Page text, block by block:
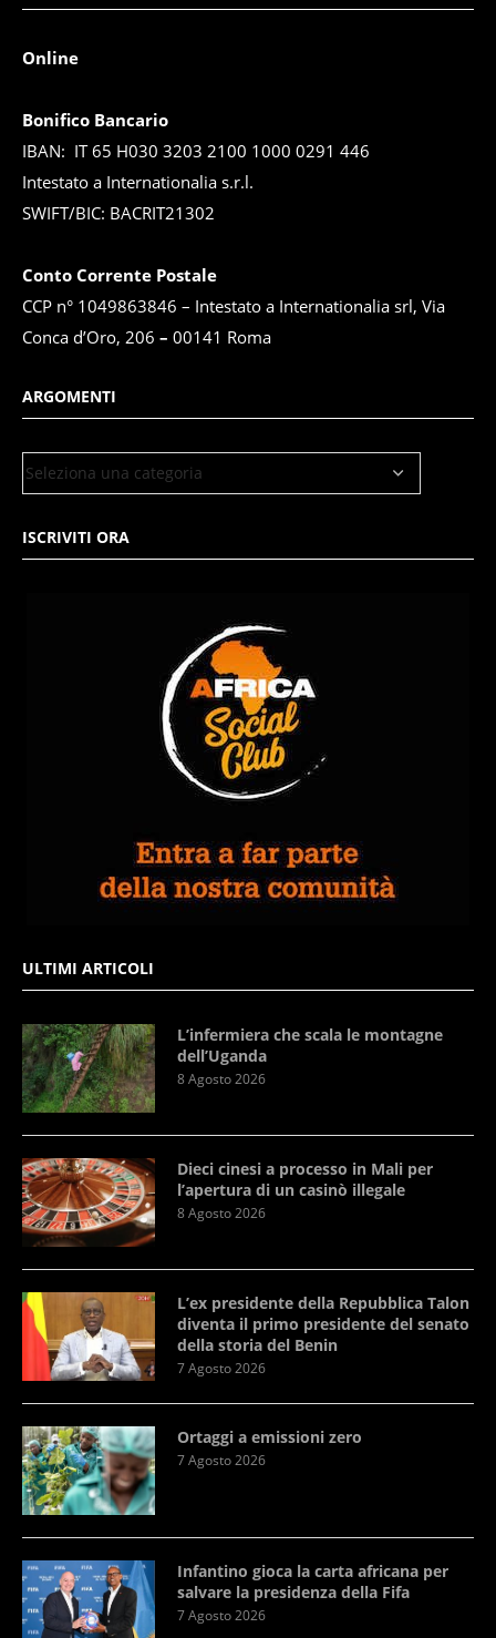
Online
Bonifico Bancario
IBAN: IT 65 H030 3203 2100 1000 0291 446
Intestato a Internationalia s.r.l.
SWIFT/BIC: BACRIT21302
Conto Corrente Postale
CCP n° 1049863846 – Intestato a Internationalia srl, Via
Conca d’Oro, 206 – 00141 Roma
ARGOMENTI
ISCRIVITI ORA
ULTIMI ARTICOLI
L’infermiera che scala le montagne
dell’Uganda
8 Agosto 2026
Dieci cinesi a processo in Mali per
l’apertura di un casinò illegale
8 Agosto 2026
L’ex presidente della Repubblica Talon
diventa il primo presidente del senato
della storia del Benin
7 Agosto 2026
Ortaggi a emissioni zero
7 Agosto 2026
Infantino gioca la carta africana per
salvare la presidenza della Fifa
7 Agosto 2026